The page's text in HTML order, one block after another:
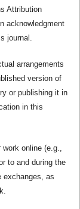
Attribution
acknowledgment
journal.
arrangements
version of
or publishing it in
in this
online (e.g.,
to and during the
exchanges, as